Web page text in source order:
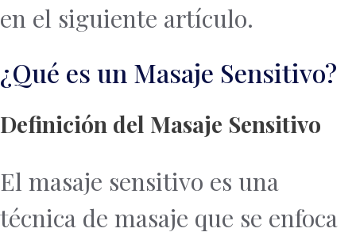
en el siguiente artículo.
¿Qué es un Masaje Sensitivo?
Definición del Masaje Sensitivo
El masaje sensitivo es una
técnica de masaje que se enfoca